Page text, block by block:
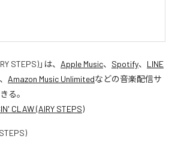
STEPS)」は、 Apple Music、 Spotify、 LINE
、 Amazon Music Unlimitedなどの音楽配信サ
る。
CLAW (AIRY STEPS)